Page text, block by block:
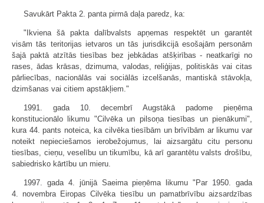
Savukārt Pakta 2. panta pirmā daļa paredz, ka:
"Ikviena šā pakta dalībvalsts apņemas respektēt un garantēt
visām tās teritorijas ietvaros un tās jurisdikcijā esošajām personām
šajā paktā atzītās tiesības bez jebkādas atšķirības - neatkarīgi no
rases, ādas krāsas, dzimuma, valodas, reliģijas, politiskās vai citas
pārliecības, nacionālās vai sociālās izcelšanās, mantiskā stāvokļa,
dzimšanas vai citiem apstākļiem."
1991. gada 10. decembrī Augstākā padome pieņēma
konstitucionālo likumu "Cilvēka un pilsoņa tiesības un pienākumi",
kura 44. pants noteica, ka cilvēka tiesībām un brīvībām ar likumu var
noteikt nepieciešamos ierobežojumus, lai aizsargātu citu personu
tiesības, cieņu, veselību un tikumību, kā arī garantētu valsts drošību,
sabiedrisko kārtību un mieru.
1997. gada 4. jūnijā Saeima pieņēma likumu "Par 1950. gada
4. novembra Eiropas Cilvēka tiesību un pamatbrīvību aizsardzības